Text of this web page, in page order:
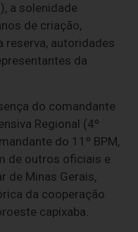
a solenidade
de criação,
reserva, autoridades
da
do comandante
Regional (4º
do 11º BPM,
de outros oficiais e
de Minas Gerais,
da cooperação
capixaba.